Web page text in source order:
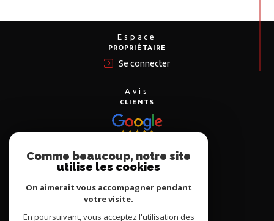
Espace
PROPRIÉTAIRE
Se connecter
Avis
CLIENTS
Nous
ADHÉRONS
Comme beaucoup, notre site
utilise les cookies
On aimerait vous accompagner pendant
votre visite.
En poursuivant, vous acceptez l'utilisation des